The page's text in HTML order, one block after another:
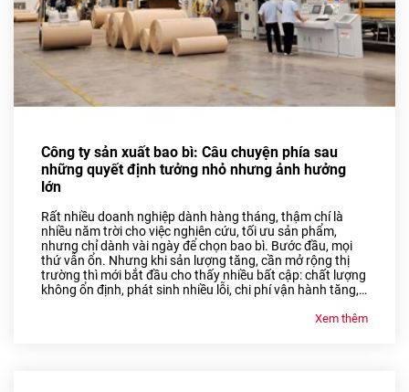
Công ty sản xuất bao bì: Câu chuyện phía sau
những quyết định tưởng nhỏ nhưng ảnh hưởng
lớn
Rất nhiều doanh nghiệp dành hàng tháng, thậm chí là
nhiều năm trời cho việc nghiên cứu, tối ưu sản phẩm,
nhưng chỉ dành vài ngày để chọn bao bì. Bước đầu, mọi
thứ vẫn ổn. Nhưng khi sản lượng tăng, cần mở rộng thị
trường thì mới bắt đầu cho thấy nhiều bất cập: chất lượng
không ổn định, phát sinh nhiều lỗi, chi phí vận hành tăng,…
Xem thêm
PVC
MÀNG CO-EX NYLON PE
FILM
TUYỂN DỤNG
ĐỐI TÁC